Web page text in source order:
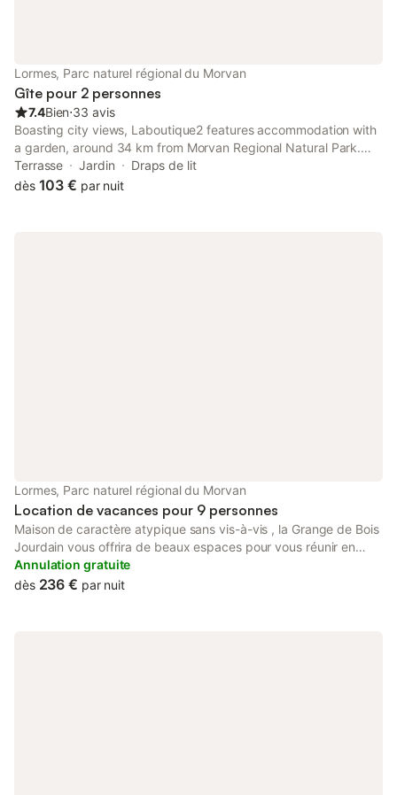
Lormes, Parc naturel régional du Morvan
Gîte pour 2 personnes
7.4Bien⋅33 avis
Boasting city views, Laboutique2 features accommodation with
a garden, around 34 km from Morvan Regional Natural Park.
The property is non-smoking and is situated 27 km from
Vézelay Basilica. A restaurant and coffee shop can be found on-
Terrasse Jardin
Draps de lit
dès 103 € par nuit
Lormes, Parc naturel régional du Morvan
Location de vacances pour 9 personnes
Maison de caractère atypique sans vis-à-vis , la Grange de Bois
Jourdain vous offrira de beaux espaces pour vous réunir en
famille ou entre amis. Vous pourrez profiter de son jardin
ombragé pour déjeuner à l exterieur . Située dans un petit
Annulation gratuite
dès 236 € par nuit